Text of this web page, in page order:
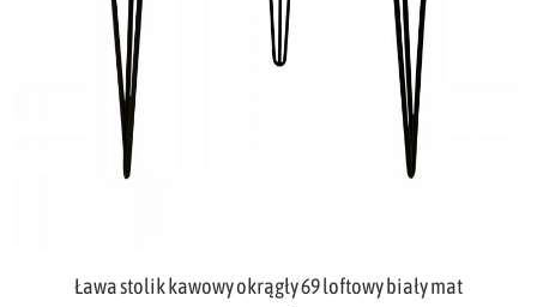
Ława stolik kawowy okrągły 69 loftowy biały mat